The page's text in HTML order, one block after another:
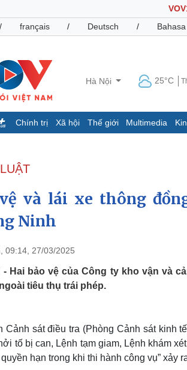
/ français / Deutsch /
Hà Nội 25°C
Chính trị Xã hội Thế giới Multimedia
sự
sự thật
Dấu ấn VOV
Việt Nam
Phân tích
- món ngon
Đời sống
Nhà đẹp
Blog
và lái xe thông
Ninh
09:14, 27/03/2025
- Hai bảo vệ của Công ty kho vận và
tiêu thụ trái phép.
Cảnh sát điều tra (Phòng Cảnh sát kinh
tố bị can, Lệnh tạm giam, Lệnh khám
hạn trong khi thi hành công vụ” xảy